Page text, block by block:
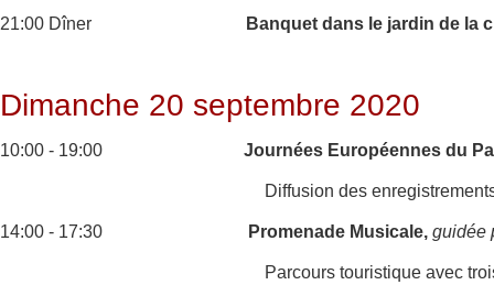
21:00 Dîner Banquet dans le jardin de la
Dimanche 20 septembre 2020
10:00 - 19:00 Journées Européennes du
Diffusion des
14:00 - 17:30 Promenade Musicale, guidée
Parcours touristique avec